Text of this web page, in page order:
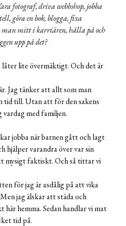
fotograf, driva webbshop, jobba
göra en bok, blogga, fixa
man mitt i karriären, hålla på och
upp på det?
låter lite övermäktigt. Och det är
Jag tänker att allt som man
tid till. Utan att för den sakens
vardag med familjen.
jobba när barnen gått och lagt
hjälper varandra över var sin
mysigt faktiskt. Och så tittar vi
för jag är asdålig på att vika
jag älskar att städa och
här hemma. Sedan handlar vi mat
tid på.